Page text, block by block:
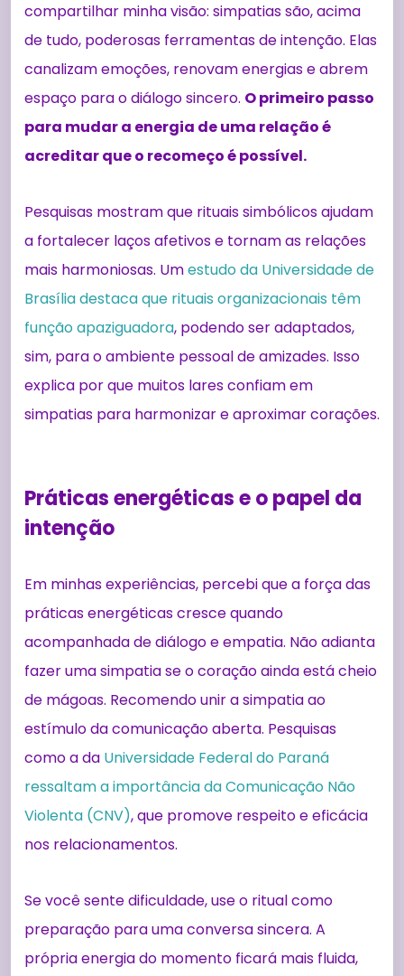
compartilhar minha visão: simpatias são, acima
de tudo, poderosas ferramentas de intenção. Elas
canalizam emoções, renovam energias e abrem
espaço para o diálogo sincero. O primeiro passo
para mudar a energia de uma relação é
acreditar que o recomeço é possível.
Pesquisas mostram que rituais simbólicos ajudam
a fortalecer laços afetivos e tornam as relações
mais harmoniosas. Umestudo da Universidade de
Brasília destaca que rituais organizacionais têm
função apaziguadora, podendo ser adaptados,
sim, para o ambiente pessoal de amizades. Isso
explica por que muitos lares confiam em
simpatias para harmonizar e aproximar corações.
Práticas energéticas e o papel da
intenção
Em minhas experiências, percebi que a força das
práticas energéticas cresce quando
acompanhada de diálogo e empatia. Não adianta
fazer uma simpatia se o coração ainda está cheio
de mágoas. Recomendo unir a simpatia ao
estímulo da comunicação aberta. Pesquisas
como a da Universidade Federal do Paraná
ressaltam a importância da Comunicação Não
Violenta (CNV), que promove respeito e eficácia
nos relacionamentos.
Se você sente dificuldade, use o ritual como
preparação para uma conversa sincera. A
própria energia do momento ficará mais fluida,